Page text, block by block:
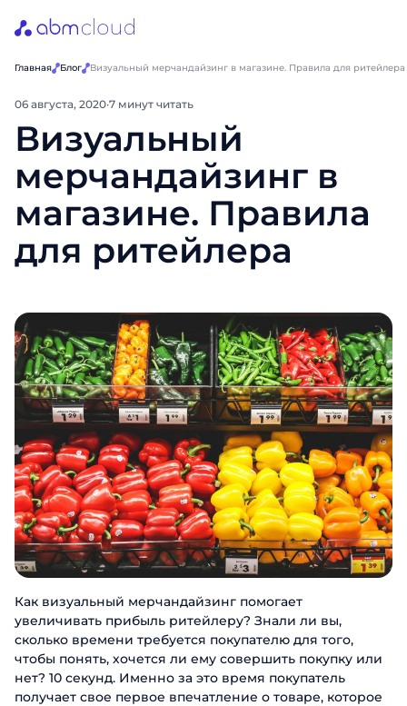
Главная Блог Визуальный мерчандайзинг в магазине. Правила для ритейлера
06 августа, 2020·7 минут читать
Визуальный
мерчандайзинг в
магазине. Правила
для ритейлера
Как визуальный мерчандайзинг помогает
увеличивать прибыль ритейлеру? Знали ли вы,
сколько времени требуется покупателю для того,
чтобы понять, хочется ли ему совершить покупку или
нет? 10 секунд. Именно за это время покупатель
получает свое первое впечатление о товаре, которое